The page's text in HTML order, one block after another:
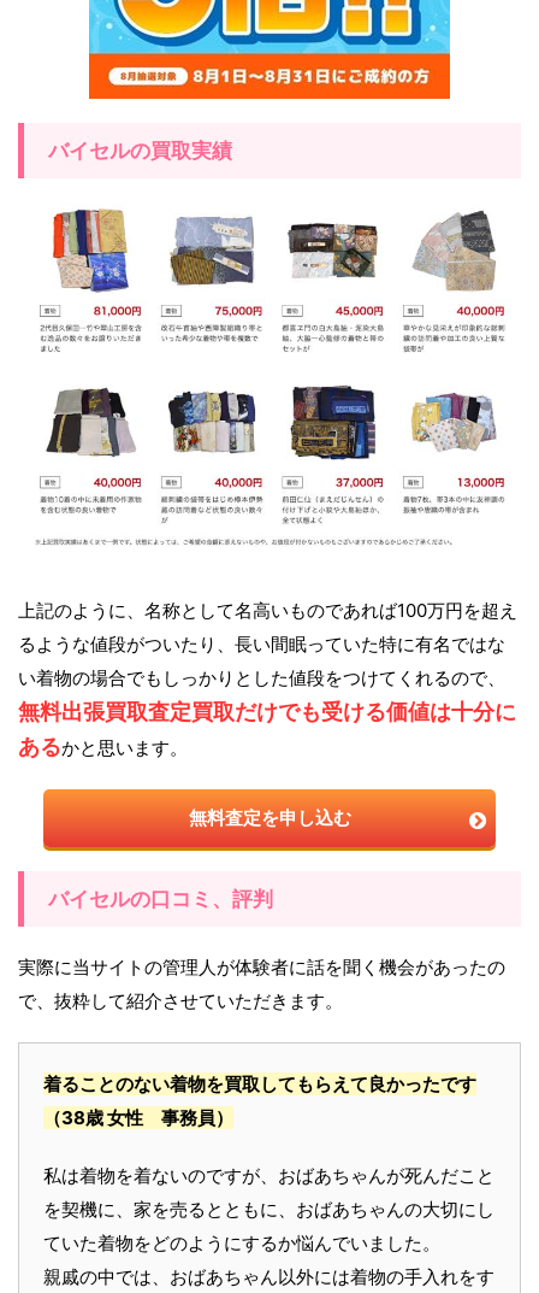
バイセルの買取実績
上記のように、名称として名高いものであれば100万円を超え
るような値段がついたり、長い間眠っていた特に有名ではな
い着物の場合でもしっかりとした値段をつけてくれるので、
無料出張買取査定買取だけでも受ける価値は十分に
あるかと思います。
無料査定を申し込む
バイセルの口コミ、評判
実際に当サイトの管理人が体験者に話を聞く機会があったの
で、抜粋して紹介させていただきます。
着ることのない着物を買取してもらえて良かったです
（38歳 女性 事務員）
私は着物を着ないのですが、おばあちゃんが死んだこと
を契機に、家を売るとともに、おばあちゃんの大切にし
ていた着物をどのようにするか悩んでいました。
親戚の中では、おばあちゃん以外には着物の手入れをす